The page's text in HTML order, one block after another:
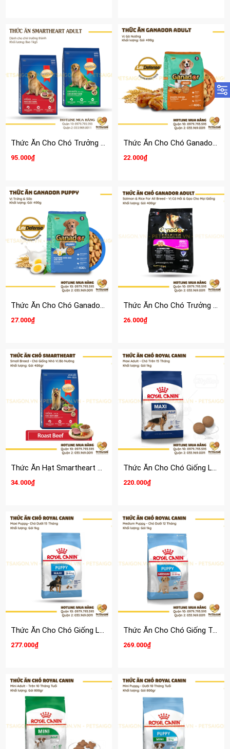
Thức Ăn Cho Chó Trưởng Thành Smartheart Adult - 1kg5
95.000₫
Thức Ăn Cho Chó Ganador Adult Vị Gà Nướng
22.000₫
Thức Ăn Cho Chó Ganador Puppy Vị Trứng & Sữa
27.000₫
Thức Ăn Cho Chó Trưởng Thành Ganador Adult Vị Cá Hồi
26.000₫
Thức Ăn Hạt Smartheart Cho Chó Giống Nhỏ
34.000₫
Thức Ăn Cho Chó Giống Lớn Trên 15 Tháng Royal Canin Maxi Adult
220.000₫
Thức Ăn Cho Chó Giống Lớn Dưới 15 Tháng Royal Canin Maxi Puppy
277.000₫
Thức Ăn Cho Chó Giống Trung Dưới 12 Tháng Royal Canin Medium Puppy
269.000₫